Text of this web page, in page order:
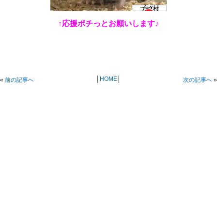
↑応援ポチっとお願いします♪
« 前の記事へ HOME│ 次の記事へ »